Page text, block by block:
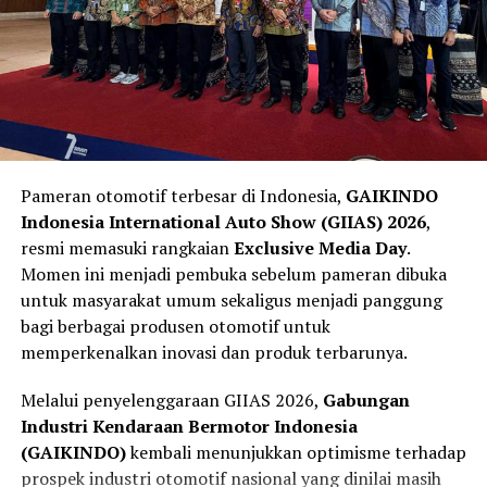
RELATED TOPICS: ARRC CHINA HERJUN ATNA FIRDAUS
UP NEXT
Marquez Mengkritik Kinerja Honda, Ancaman Terhadap
Kesehatan Mental dan Pensiun Dini
DON'T MISS
Kemenangan Pertama Max Verstappen di Shanghai:
Hasil Balapan F1 GP China 2024
Jika sistem mendeteksi risiko benturan yang tinggi,
maka tahapActakan bekerja melalui teknologi
Integrated Power Brake. Sistem ini membantu
memberikan tekanan pengereman secara otomatis
sebagai bentuk asistensi kepada pengemudi. Teknologi
tersebut tidak mengambil alih kendali kendaraan,
dampak kecelakaan dapat diminimalkan.
Keselamatan Aktif Menjadi Standar
Kendaraan Masa Depan
Pameran otomotif terbesar di Indonesia, GAIKINDO
Indonesia International Auto Show (GIIAS) 2026,
resmi memasuki rangkaianExclusive Media Day.
Momen ini menjadi pembuka sebelum pameran dibuka
untuk masyarakat umum sekaligus menjadi panggung
bagi berbagai produsen otomotif untuk
memperkenalkan inovasi dan produk terbarunya.
Melalui penyelenggaraan GIIAS 2026, Gabungan
Industri Kendaraan Bermotor Indonesia
(GAIKINDO)kembali menunjukkan optimisme terhadap
prospek industri otomotif nasional yang dinilai masih